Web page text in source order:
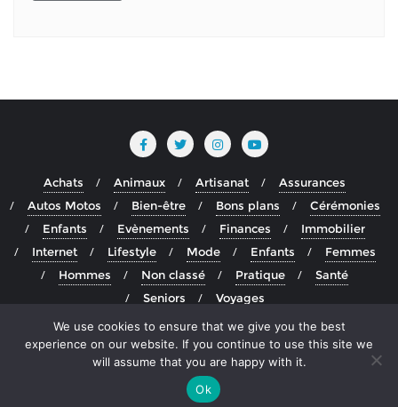
Achats Animaux Artisanat
Assurances
Autos Motos
Bien-être Bons plans
Cérémonies
Enfants
Evènements Finances
Immobilier
Internet
Lifestyle Mode Enfants
Femmes
Hommes
Non classé Pratique
Santé
Seniors
Voyages
Copyright ©2026 Blog actualité francophone depuis le
groenland . All rights reserved.
Powered by WordPress
Designed byBizberg Themes
We use cookies to ensure that we give you the best
experience on our website. If you continue to use this site we
will assume that you are happy with it.
Ok